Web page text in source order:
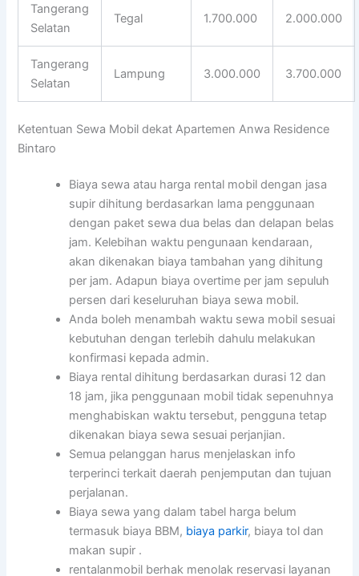
Tangerang
Selatan
Tegal 1.700.000 2.000.000
Tangerang
Selatan
Lampung 3.000.000 3.700.000
Ketentuan Sewa Mobil dekat Apartemen Anwa Residence
Bintaro
Biaya sewa atau harga rental mobil dengan jasa
supir dihitung berdasarkan lama penggunaan
dengan paket sewa dua belas dan delapan belas
jam. Kelebihan waktu pengunaan kendaraan,
akan dikenakan biaya tambahan yang dihitung
per jam. Adapun biaya overtime per jam sepuluh
persen dari keseluruhan biaya sewa mobil.
Anda boleh menambah waktu sewa mobil sesuai
kebutuhan dengan terlebih dahulu melakukan
konfirmasi kepada admin.
Biaya rental dihitung berdasarkan durasi 12 dan
18 jam, jika penggunaan mobil tidak sepenuhnya
menghabiskan waktu tersebut, pengguna tetap
dikenakan biaya sewa sesuai perjanjian.
Semua pelanggan harus menjelaskan info
terperinci terkait daerah penjemputan dan tujuan
perjalanan.
Biaya sewa yang dalam tabel harga belum
termasuk biaya BBM, biaya parkir, biaya tol dan
makan supir .
rentalanmobil berhak menolak reservasi layanan